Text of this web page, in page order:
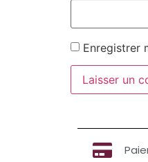
Enregistrer